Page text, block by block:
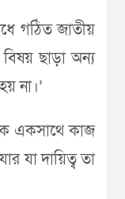
গঠিত জাতীয়
বিষয় ছাড়া অন্য
না।’
একসাথে কাজ
যা দায়িত্ব তা